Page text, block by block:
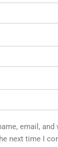
email,
next time I